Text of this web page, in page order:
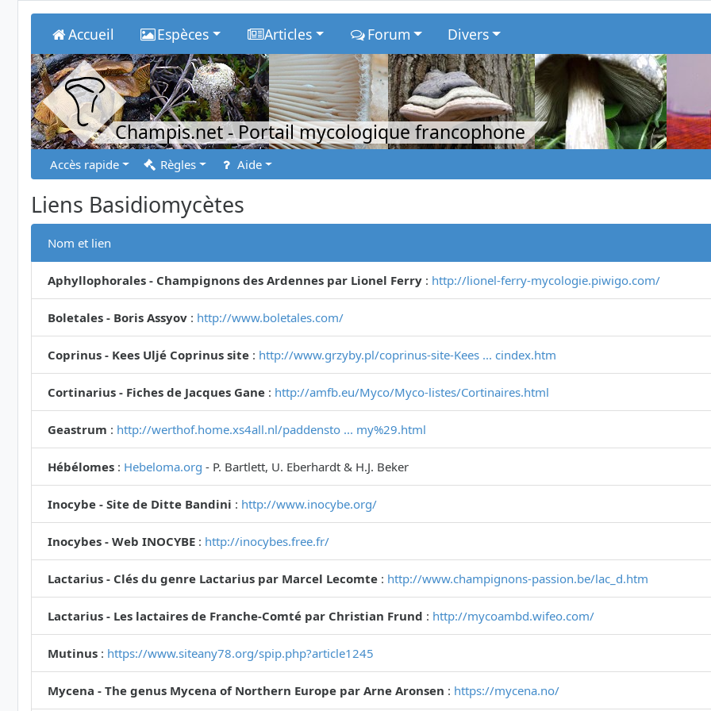
Accueil Espèces Articles Forum Divers
Champis.net- Portail mycologique francophone
Accès rapide Règles Aide
Liens Basidiomycètes
Nom et lien
Aphyllophorales - Champignons des Ardennes par Lionel Ferry : http://lionel-ferry-mycologie.piwigo.com/
Boletales - Boris Assyov : http://www.boletales.com/
Coprinus - Kees Uljé Coprinus site : http://www.grzyby.pl/coprinus-site-Kees ... cindex.htm
Cortinarius - Fiches de Jacques Gane : http://amfb.eu/Myco/Myco-listes/Cortinaires.html
Geastrum : http://werthof.home.xs4all.nl/paddensto ... my%29.html
Hébélomes : Hebeloma.org - P. Bartlett, U. Eberhardt & H.J. Beker
Inocybe - Site de Ditte Bandini : http://www.inocybe.org/
Inocybes - Web INOCYBE : http://inocybes.free.fr/
Lactarius - Clés du genre Lactarius par Marcel Lecomte : http://www.champignons-passion.be/lac_d.htm
Lactarius - Les lactaires de Franche-Comté par Christian Frund : http://mycoambd.wifeo.com/
Mutinus : https://www.siteany78.org/spip.php?article1245
Mycena - The genus Mycena of Northern Europe par Arne Aronsen : https://mycena.no/